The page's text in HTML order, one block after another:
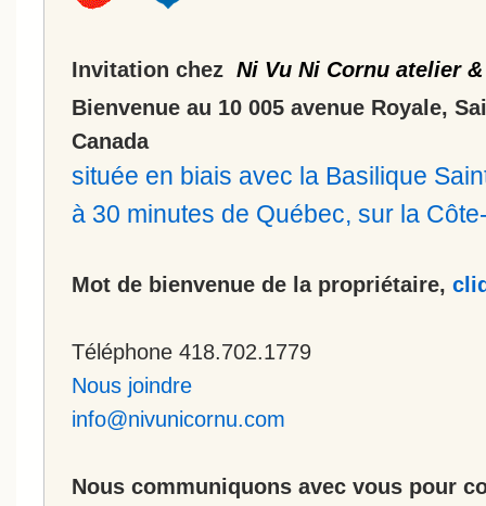
Invitation chez Ni Vu Ni Cornu atelier
Bienvenue au 10 005 avenue Royale,
Canada
située en biais avec la Basilique
à 30 minutes de Québec, sur la
Mot de bienvenue de la propriétaire,
Téléphone 418.702.1779
Nous joindre
info@nivunicornu.com
Nous communiquons avec vous pour